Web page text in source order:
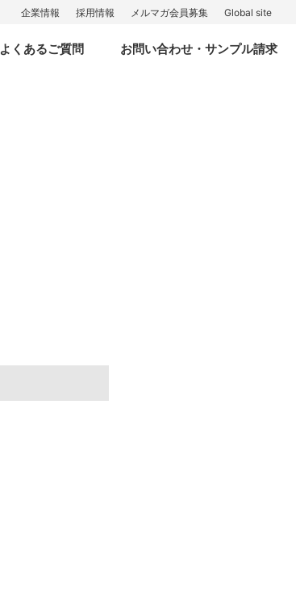
企業情報 採用情報 メルマガ会員募集 Global site
よくあるご質問 お問い合わせ・サンプル請求